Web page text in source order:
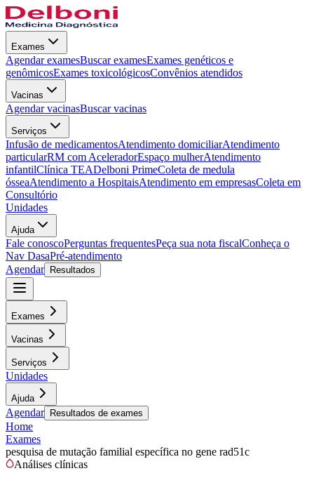
Exames
Agendar examesBuscar examesExames genéticos e
genômicosExames toxicológicosConvênios atendidos
Vacinas
Agendar vacinasBuscar vacinas
Serviços
Infusão de medicamentosAtendimento domiciliarAtendimento
particularRM com AceleradorEspaço mulherAtendimento
infantilClínica TEADelboni PrimeColeta de medula
ósseaAtendimento a HospitaisAtendimento em empresasColeta em
Consultório
Unidades
Ajuda
Fale conoscoPerguntas frequentesPeça sua nota fiscalConheça o
Nav DasaPré-atendimento
Agendar
Resultados
Exames
Vacinas
Serviços
Unidades
Ajuda
Agendar Resultados de exames
Home
Exames
pesquisa de mutação familial específica no gene rad51c
Análises clínicas